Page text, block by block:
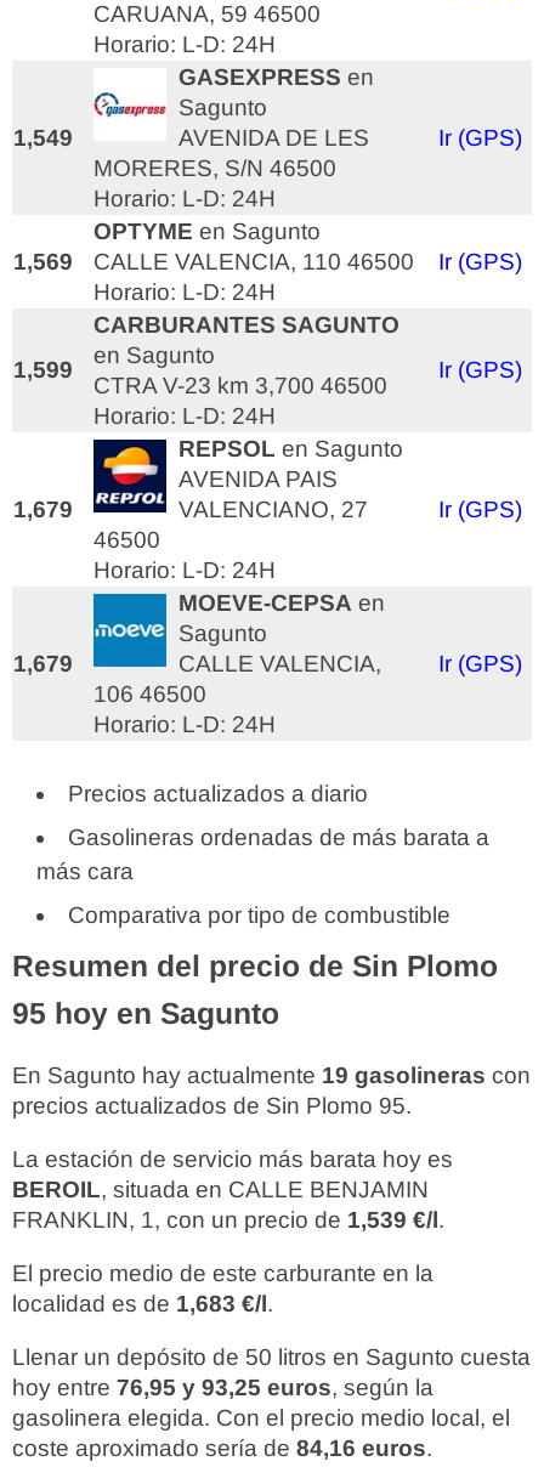
CARUANA, 59 46500
Horario: L-D: 24H
1,549
GASEXPRESS en
Sagunto
AVENIDA DE LES
MORERES, S/N 46500
Horario: L-D: 24H
Ir (GPS)
1,569
OPTYME en Sagunto
CALLE VALENCIA, 110 46500
Horario: L-D: 24H
Ir (GPS)
1,599
CARBURANTES SAGUNTO
en Sagunto
CTRA V-23 km 3,700 46500
Horario: L-D: 24H
Ir (GPS)
1,679
REPSOL en Sagunto
AVENIDA PAIS
VALENCIANO, 27
46500
Horario: L-D: 24H
Ir (GPS)
1,679
MOEVE-CEPSA en
Sagunto
CALLE VALENCIA,
106 46500
Horario: L-D: 24H
Ir (GPS)
Precios actualizados a diario
Gasolineras ordenadas de más barata a
más cara
Comparativa por tipo de combustible
Resumen del precio de Sin Plomo
95 hoy en Sagunto
En Sagunto hay actualmente 19 gasolineras con
precios actualizados de Sin Plomo 95.
La estación de servicio más barata hoy es
BEROIL, situada en CALLE BENJAMIN
FRANKLIN, 1, con un precio de 1,539 €/l.
El precio medio de este carburante en la
localidad es de 1,683 €/l.
Llenar un depósito de 50 litros en Sagunto cuesta
hoy entre 76,95 y 93,25 euros, según la
gasolinera elegida. Con el precio medio local, el
coste aproximado sería de 84,16 euros.